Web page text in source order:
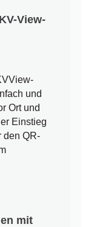
View-
und
Ort und
Einstieg
den QR-
mit